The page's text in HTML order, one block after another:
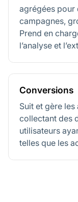
agrégées pour
campagnes,
Prend en
l’analyse et
Conversions
Suit et gère
collectant des
utilisateurs
telles que les